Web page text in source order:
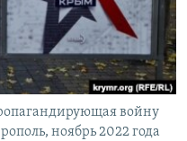
войну
ноябрь 2022 года